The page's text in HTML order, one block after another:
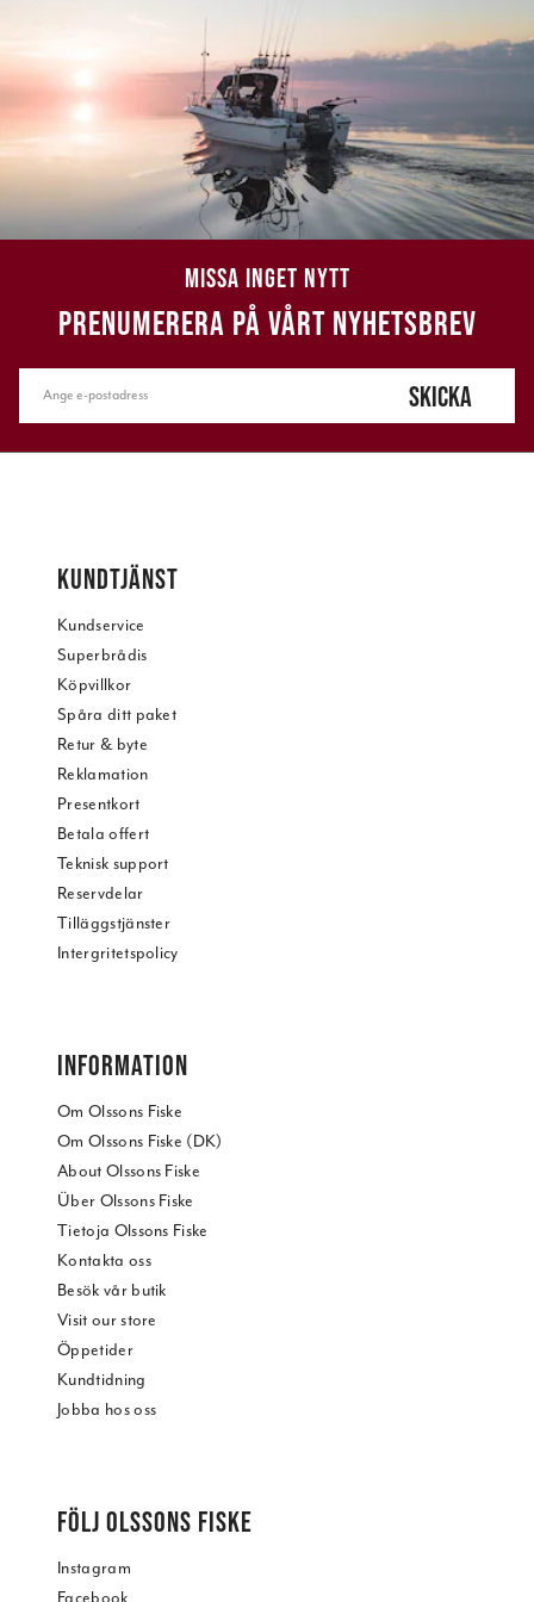
MISSA INGET NYTT
PRENUMERERA PÅ VÅRT NYHETSBREV
SKICKA
KUNDTJÄNST
Kundservice
Superbrådis
Köpvillkor
Spåra ditt paket
Retur & byte
Reklamation
Presentkort
Betala offert
Teknisk support
Reservdelar
Tilläggstjänster
Intergritetspolicy
INFORMATION
Om Olssons Fiske
Om Olssons Fiske (DK)
About Olssons Fiske
Über Olssons Fiske
Tietoja Olssons Fiske
Kontakta oss
Besök vår butik
Visit our store
Öppetider
Kundtidning
Jobba hos oss
FÖLJ OLSSONS FISKE
Instagram